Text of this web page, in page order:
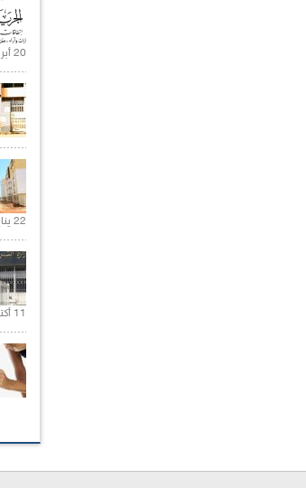
20 أبريل 2021 |
22 يناير 2020 |
11 أكتوبر 2020 |